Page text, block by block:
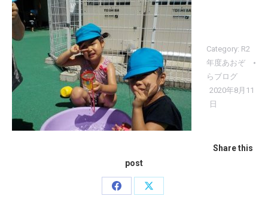
Category: R2
年度あおぞ
らブログ
2020年8月11
日
Share this
post
Share
Share